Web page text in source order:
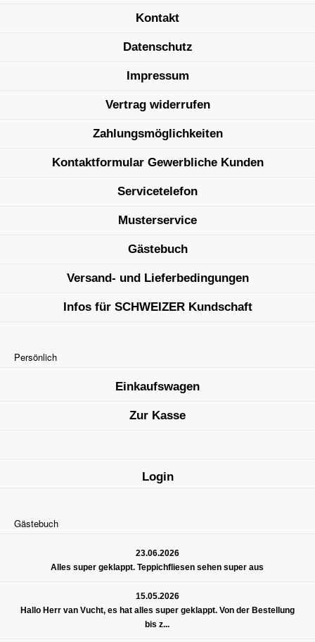
Kontakt
Datenschutz
Impressum
Vertrag widerrufen
Zahlungsmöglichkeiten
Kontaktformular Gewerbliche Kunden
Servicetelefon
Musterservice
Gästebuch
Versand- und Lieferbedingungen
Infos für SCHWEIZER Kundschaft
Persönlich
Einkaufswagen
Zur Kasse
Login
Gästebuch
23.06.2026
Alles super geklappt. Teppichfliesen sehen super aus
15.05.2026
Hallo Herr van Vucht, es hat alles super geklappt. Von der Bestellung
bis z...